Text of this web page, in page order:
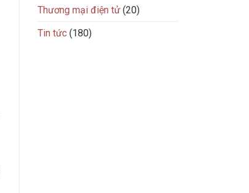
Thương mại điện tử(20)
Tin tức(180)